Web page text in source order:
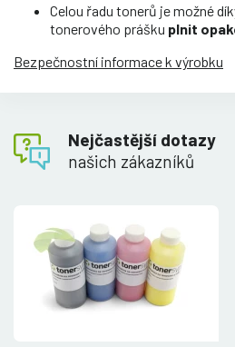
Celou řadu tonerů je možné
tonerového prášku plnit
Bezpečnostní informace k výrobku
Nejčastější dotazy
našich zákazníků